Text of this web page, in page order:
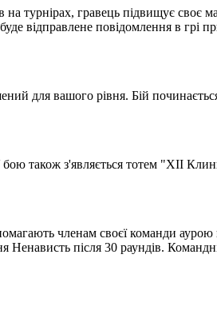
турнірах, гравець підвищує своє
відправлене повідомлення в грі
для вашого рівня. Бій
також з'являється тотем "XII
членам своєї команди аурою
Ненависть після 30 раундів.